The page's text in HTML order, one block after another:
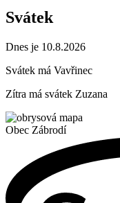
Svátek
Dnes je 10.8.2026
Svátek má Vavřinec
Zítra má svátek Zuzana
Obec Zábrodí